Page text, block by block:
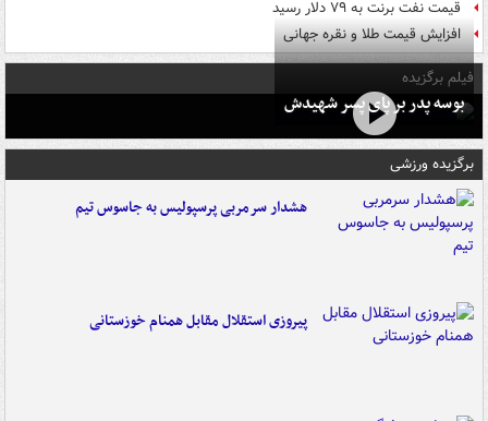
قیمت نفت برنت به ۷۹ دلار رسید
افزایش قیمت طلا و نقره جهانی
فیلم برگزیده
بوسه‌ پدر بر پای پسر شهیدش
برگزیده ورزشی
هشدار سرمربی پرسپولیس به جاسوس تیم
پیروزی استقلال مقابل همنام خوزستانی